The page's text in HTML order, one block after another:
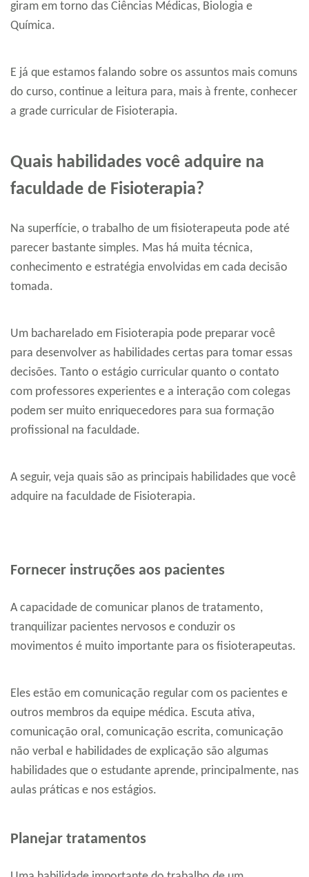
giram em torno das Ciências Médicas, Biologia e
Química.
E já que estamos falando sobre os assuntos mais comuns
do curso, continue a leitura para, mais à frente, conhecer
a grade curricular de Fisioterapia.
Quais habilidades você adquire na
faculdade de Fisioterapia?
Na superfície, o trabalho de um fisioterapeuta pode até
parecer bastante simples. Mas há muita técnica,
conhecimento e estratégia envolvidas em cada decisão
tomada.
Um bacharelado em Fisioterapia pode preparar você
para desenvolver as habilidades certas para tomar essas
decisões. Tanto o estágio curricular quanto o contato
com professores experientes e a interação com colegas
podem ser muito enriquecedores para sua formação
profissional na faculdade.
A seguir, veja quais são as principais habilidades que você
adquire na faculdade de Fisioterapia.
Fornecer instruções aos pacientes
A capacidade de comunicar planos de tratamento,
tranquilizar pacientes nervosos e conduzir os
movimentos é muito importante para os fisioterapeutas.
Eles estão em comunicação regular com os pacientes e
outros membros da equipe médica. Escuta ativa,
comunicação oral, comunicação escrita, comunicação
não verbal e habilidades de explicação são algumas
habilidades que o estudante aprende, principalmente, nas
aulas práticas e nos estágios.
Planejar tratamentos